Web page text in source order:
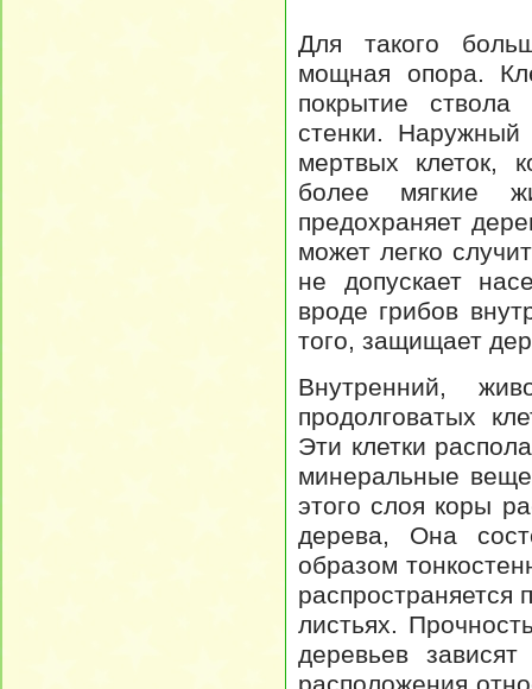
Для такого
мощная опора.
покрытие
стенки.
мертвых клеток,
более мягкие
предохраняет
может легко
не допускает
вроде грибов
того, защищает
Внутренний,
продолговатых
Эти клетки
минеральные
этого слоя коры
дерева, Она
образом
листьях.
деревьев